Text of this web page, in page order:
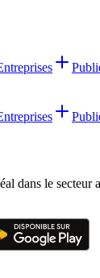
dans le secteur